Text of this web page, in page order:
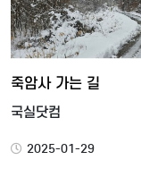
죽암사 가는 길
국실닷컴
2025-01-29